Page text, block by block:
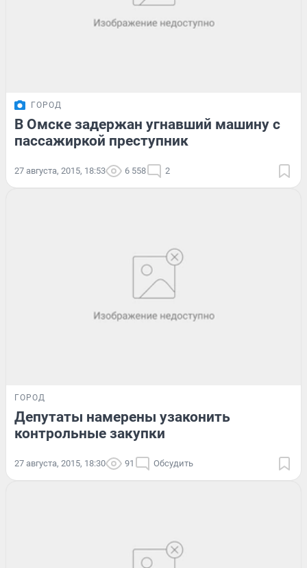
ГОРОД
В Омске задержан угнавший машину с
пассажиркой преступник
27 августа, 2015, 18:53 6 558 2
ГОРОД
Депутаты намерены узаконить
контрольные закупки
27 августа, 2015, 18:30 91 Обсудить